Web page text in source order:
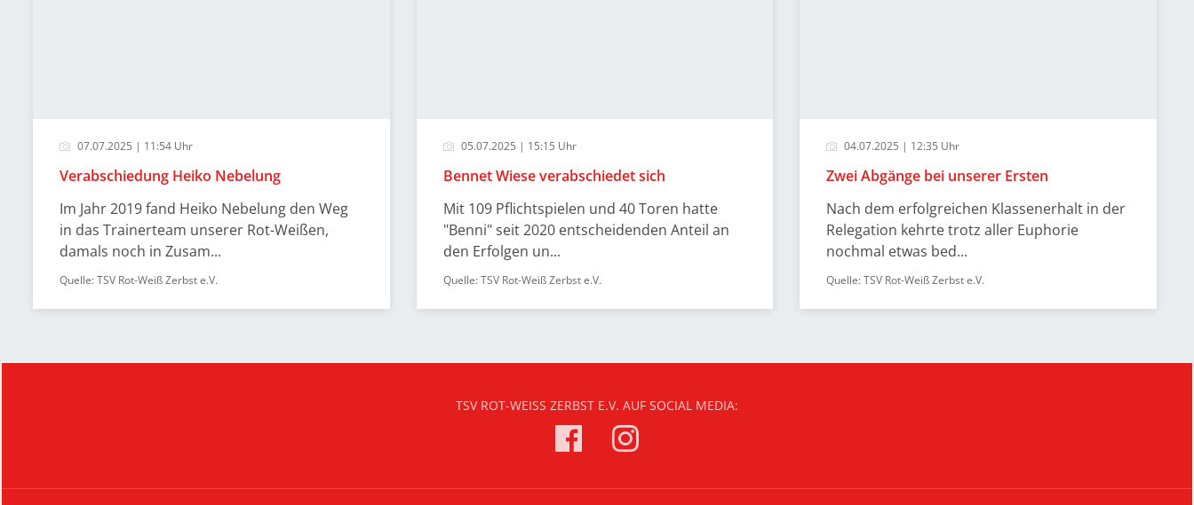
07.07.2025 | 11:54 Uhr
Verabschiedung Heiko Nebelung
Im Jahr 2019 fand Heiko Nebelung den Weg
in das Trainerteam unserer Rot-Weißen,
damals noch in Zusam...
Quelle: TSV Rot-Weiß Zerbst e.V.
05.07.2025 | 15:15 Uhr
Bennet Wiese verabschiedet sich
Mit 109 Pflichtspielen und 40 Toren hatte
"Benni" seit 2020 entscheidenden Anteil an
den Erfolgen un...
Quelle: TSV Rot-Weiß Zerbst e.V.
04.07.2025 | 12:35 Uhr
Zwei Abgänge bei unserer Ersten
Nach dem erfolgreichen Klassenerhalt in der
Relegation kehrte trotz aller Euphorie
nochmal etwas bed...
Quelle: TSV Rot-Weiß Zerbst e.V.
TSV ROT-WEISS ZERBST E.V. AUF SOCIAL MEDIA: